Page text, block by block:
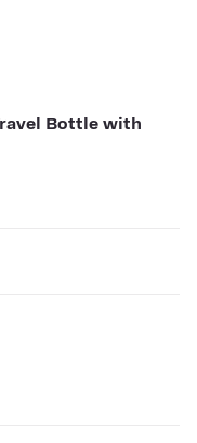
Bottle with